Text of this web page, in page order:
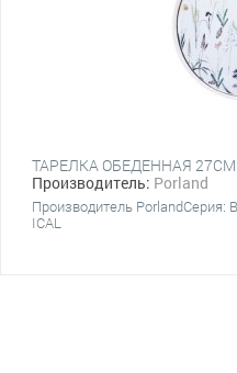
ТАРЕЛКА ОБЕДЕННАЯ 27CM
Производитель: Porland
Производитель PorlandСерия:
ICAL